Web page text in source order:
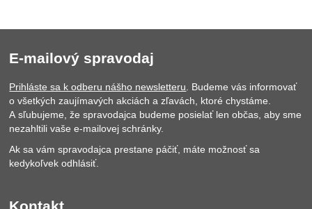
E-mailový spravodaj
Prihláste sa k odberu nášho newsletteru. Budeme vás informovať
o všetkých zaujímavých akciách a zľavách, ktoré chystáme.
A sľubujeme, že spravodajca budeme posielať len občas, aby sme
nezahltili vaše e-mailovej schránky.
Ak sa vám spravodajca prestane páčiť, máte možnosť sa
kedykoľvek odhlásiť.